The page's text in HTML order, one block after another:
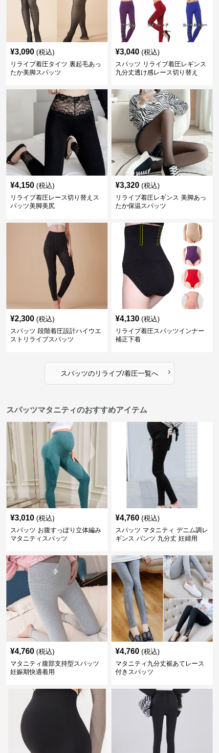
¥3,090 (税込)
リライブ着圧タイツ 裏起毛あっ
たか美脚スパッツ
¥3,040 (税込)
スパッツ リライブ着圧レギンス
九分丈透け感レース切り替え
¥4,150 (税込)
リライブ着圧レース切り替えス
パッツ美脚美尻
¥3,320 (税込)
リライブ着圧レギンス 美脚あっ
たか保温スパッツ
¥2,300 (税込)
スパッツ 段階着圧設計ハイウエ
ストリライブスパッツ
¥4,130 (税込)
リライブ着圧スパッツインナー
補正下着
スパッツのリライブ/着圧一覧へ ›
スパッツマタニティのおすすめアイテム
¥3,010 (税込)
スパッツ お腹すっぽり立体編み
マタニティスパッツ
¥4,760 (税込)
スパッツ マタニティ デニム調レ
ギンス パンツ 九分丈 妊婦用
¥4,760 (税込)
マタニティ腹部支持型スパッツ
妊娠期快適着用
¥4,760 (税込)
マタニティ九分丈裾あてレース
付きスパッツ